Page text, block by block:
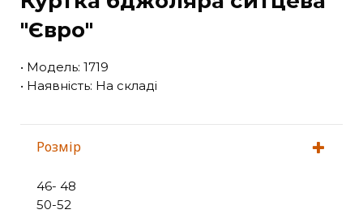
"Євро"
• Модель: 1719
• Наявність: На складі
Розмір
46- 48
50-52